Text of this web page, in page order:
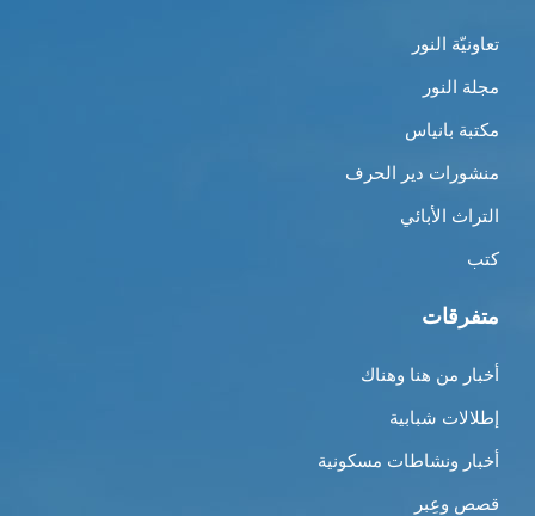
تعاونيّة النور
مجلة النور
مكتبة بانياس
منشورات دير الحرف
التراث الأبائي
كتب
متفرقات
أخبار من هنا وهناك
إطلالات شبابية
أخبار ونشاطات مسكونية
قصص وعِبر